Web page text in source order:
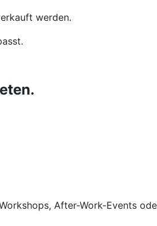
werden.
After-Work-Events